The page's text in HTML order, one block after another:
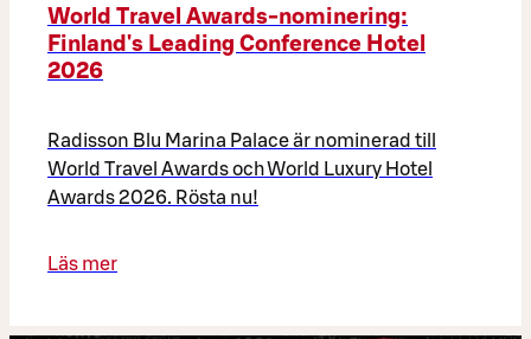
World Travel Awards-nominering:
Finland's Leading Conference Hotel
2026
Radisson Blu Marina Palace är nominerad till
World Travel Awards och World Luxury Hotel
Awards 2026. Rösta nu!
Läs mer